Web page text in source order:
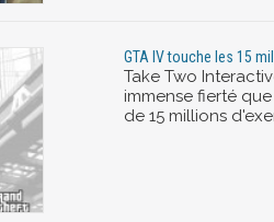
GTA IV touche les 15
Take Two
immense fierté
de 15 millions